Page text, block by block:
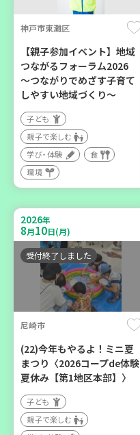
2026年
10月6日(火)
西牟婁郡上富田町岩田
「フードプラン上富田みか
ん」バスで行く 産地見学＆
生産者交流会
学び・体験 食
神戸市東灘区
【親子参加イベント】地域
つながるフォーラム2026
～つながりでめざす子育て
しやすい地域づくり～
子ども
親子で楽しむ
学び・体験
食
環境
2026年
8月10日(月)
受付終了しました
尼崎市
(22)今年もやるよ！ミニ夏
まつり〈2026コープde体験
夏休み【第1地区本部】〉
子ども
親子で楽しむ